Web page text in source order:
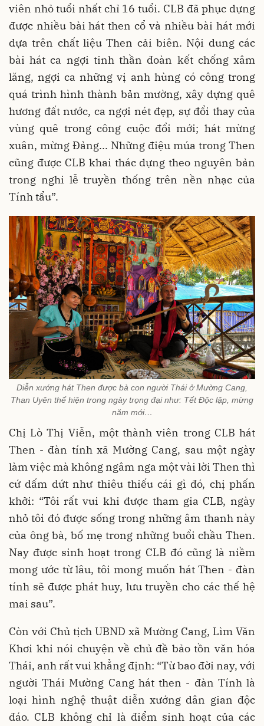
viên nhỏ tuổi nhất chỉ 16 tuổi. CLB đã phục dựng
được nhiều bài hát then cổ và nhiều bài hát mới
dựa trên chất liệu Then cải biên. Nội dung các
bài hát ca ngợi tinh thần đoàn kết chống xâm
lăng, ngợi ca những vị anh hùng có công trong
quá trình hình thành bản mường, xây dựng quê
hương đất nước, ca ngợi nét đẹp, sự đổi thay của
vùng quê trong công cuộc đổi mới; hát mừng
xuân, mừng Đảng... Những điệu múa trong Then
cũng được CLB khai thác dựng theo nguyên bản
trong nghi lễ truyền thống trên nền nhạc của
Tính tẩu”.
Diễn xướng hát Then được bà con người Thái ở Mường Cang,
Than Uyên thể hiện trong ngày trọng đại như: Tết Độc lập, mừng
năm mới…
Chị Lò Thị Viễn, một thành viên trong CLB hát
Then - đàn tính xã Mường Cang, sau một ngày
làm việc mà không ngâm nga một vài lời Then thì
cứ dấm dứt như thiêu thiếu cái gì đó, chị phấn
khởi: “Tôi rất vui khi được tham gia CLB, ngày
nhỏ tôi đó được sống trong những âm thanh này
của ông bà, bố mẹ trong những buổi chầu Then.
Nay được sinh hoạt trong CLB đó cũng là niềm
mong ước từ lâu, tôi mong muốn hát Then - đàn
tính sẽ được phát huy, lưu truyền cho các thế hệ
mai sau”.
Còn với Chủ tịch UBND xã Mường Cang, Lìm Văn
Khơi khi nói chuyện về chủ đề bảo tồn văn hóa
Thái, anh rất vui khẳng định: “Từ bao đời nay, với
người Thái Mường Cang hát then - đàn Tính là
loại hình nghệ thuật diễn xướng dân gian độc
đáo. CLB không chỉ là điểm sinh hoạt của các